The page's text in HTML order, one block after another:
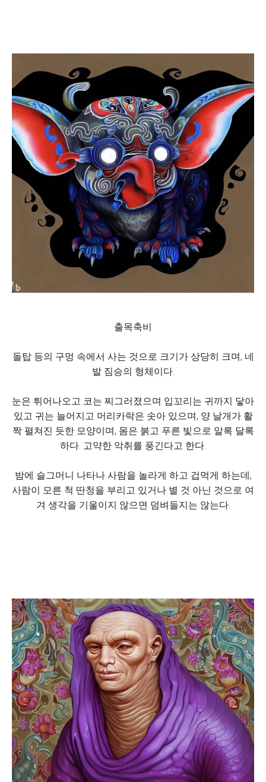
출목축비
돌탑 등의 구멍 속에서 사는 것으로 크기가 상당히 크며, 네
발 짐승의 형체이다.
눈은 튀어나오고 코는 찌그러졌으며 입꼬리는 귀까지 닿아
있고 귀는 늘어지고 머리카락은 솟아 있으며, 양 날개가 활
짝 펼쳐진 듯한 모양이며, 몸은 붉고 푸른 빛으로 알록 달록
하다. 고약한 악취를 풍긴다고 한다.
밤에 슬그머니 나타나 사람을 놀라게 하고 겁먹게 하는데,
사람이 모른 척 딴청을 부리고 있거나 별 것 아닌 것으로 여
겨 생각을 기울이지 않으면 덤벼들지는 않는다.